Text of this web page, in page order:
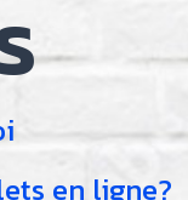
en ligne?